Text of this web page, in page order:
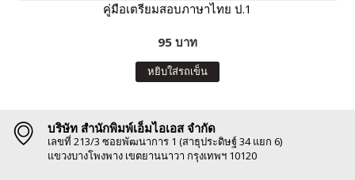
คู่มือเตรียมสอบภาษาไทย ป.1
95 บาท
หยิบใส่รถเข็น
บริษัท สำนักพิมพ์เอ็มไอเอส จำกัด
เลขที่ 213/3 ซอยพัฒนาการ 1 (สาธุประดิษฐ์ 34 แยก 6)
แขวงบางโพงพาง เขตยานนาวา กรุงเทพฯ 10120